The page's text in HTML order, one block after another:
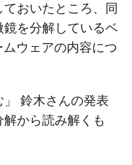
ておいたところ、同
鏡を分解しているベ
ウェアの内容につ
鈴木さんの発表
から読み解くも